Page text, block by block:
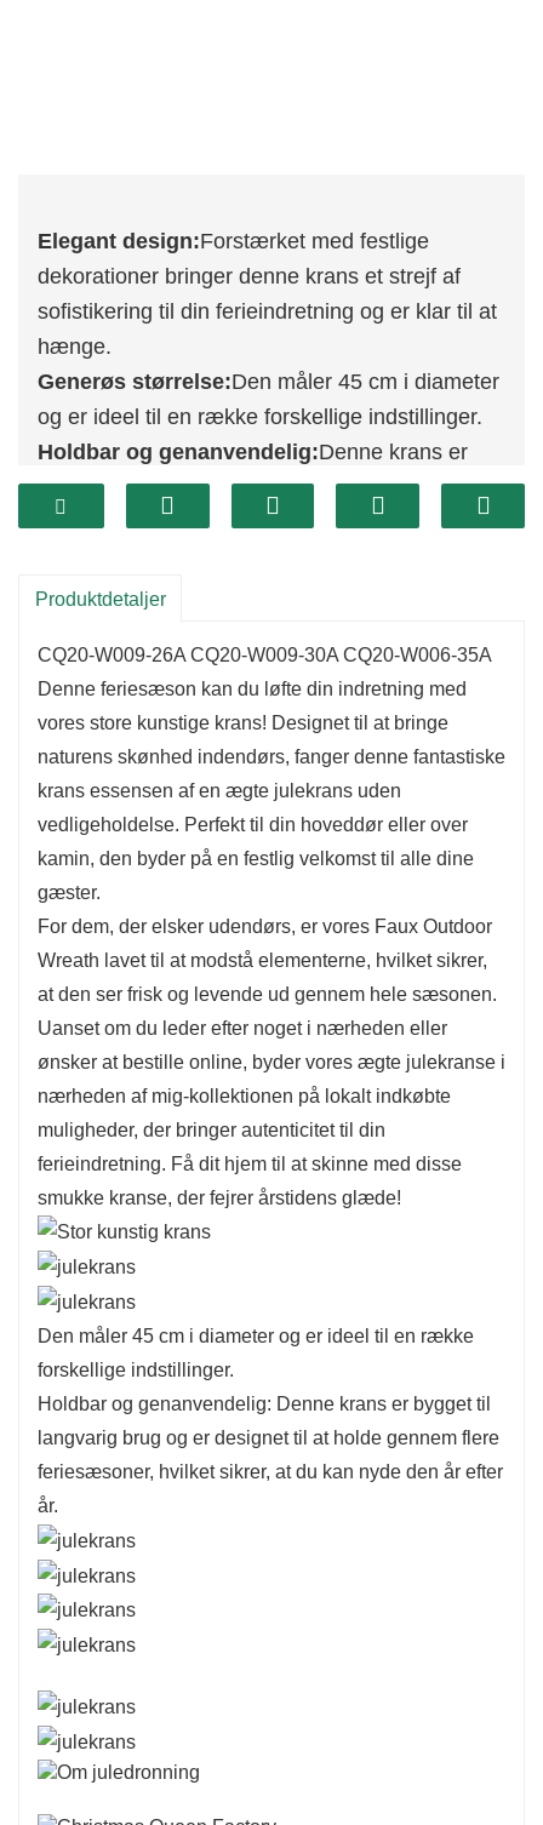
Elegant design:Forstærket med festlige
dekorationer bringer denne krans et strejf af
sofistikering til din ferieindretning og er klar til at
hænge.
Generøs størrelse:Den måler 45 cm i diameter
og er ideel til en række forskellige indstillinger.
Holdbar og genanvendelig:Denne krans er
bygget til langvarig brug og er designet til at
holde igennem flere feriesæsoner, hvilket sikrer,
Produktdetaljer
CQ20-W009-26A CQ20-W009-30A CQ20-W006-35A
Denne feriesæson kan du løfte din indretning med
vores store kunstige krans! Designet til at bringe
naturens skønhed indendørs, fanger denne fantastiske
krans essensen af ​​en ægte julekrans uden
vedligeholdelse. Perfekt til din hoveddør eller over
kamin, den byder på en festlig velkomst til alle dine
gæster.
For dem, der elsker udendørs, er vores Faux Outdoor
Wreath lavet til at modstå elementerne, hvilket sikrer,
at den ser frisk og levende ud gennem hele sæsonen.
Uanset om du leder efter noget i nærheden eller
ønsker at bestille online, byder vores ægte julekranse i
nærheden af ​​mig-kollektionen på lokalt indkøbte
muligheder, der bringer autenticitet til din
ferieindretning. Få dit hjem til at skinne med disse
smukke kranse, der fejrer årstidens glæde!
Den måler 45 cm i diameter og er ideel til en række
forskellige indstillinger.
Holdbar og genanvendelig: Denne krans er bygget til
langvarig brug og er designet til at holde gennem flere
feriesæsoner, hvilket sikrer, at du kan nyde den år efter
år.